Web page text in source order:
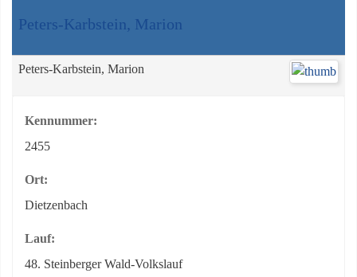
Peters-Karbstein, Marion
Peters-Karbstein, Marion
Kennummer:
2455
Ort:
Dietzenbach
Lauf:
48. Steinberger Wald-Volkslauf